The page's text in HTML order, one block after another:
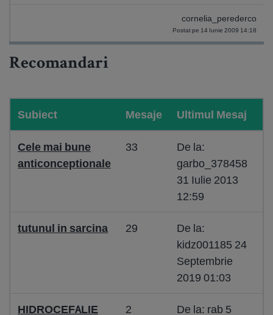
cornelia_perederco
Postat pe 14 Iunie 2009 14:18
Recomandari
Subiect Mesaje Ultimul Mesaj
Cele mai bune
anticonceptionale
33
De la:
garbo_378458
31 Iulie 2013
12:59
tutunul in sarcina 29
De la:
kidz001185 24
Septembrie
2019 01:03
HIDROCEFALIE 2
De la: rab 5